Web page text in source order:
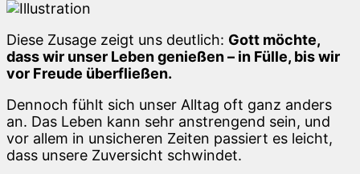
Diese Zusage zeigt uns deutlich: Gott möchte,
dass wir unser Leben genießen – in Fülle, bis wir
vor Freude überfließen.
Dennoch fühlt sich unser Alltag oft ganz anders
an. Das Leben kann sehr anstrengend sein, und
vor allem in unsicheren Zeiten passiert es leicht,
dass unsere Zuversicht schwindet.